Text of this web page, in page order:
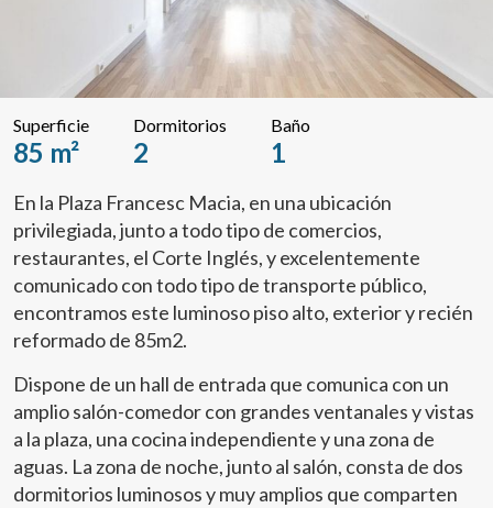
Superficie
85 m²
Dormitorios
2
Baño
1
En la Plaza Francesc Macia, en una ubicación
privilegiada, junto a todo tipo de comercios,
restaurantes, el Corte Inglés, y excelentemente
comunicado con todo tipo de transporte público,
encontramos este luminoso piso alto, exterior y recién
reformado de 85m2.
Dispone de un hall de entrada que comunica con un
amplio salón-comedor con grandes ventanales y vistas
a la plaza, una cocina independiente y una zona de
aguas. La zona de noche, junto al salón, consta de dos
dormitorios luminosos y muy amplios que comparten